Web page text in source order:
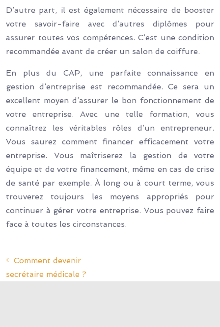
D’autre part, il est également nécessaire de booster
votre savoir-faire avec d’autres diplômes pour
assurer toutes vos compétences. C’est une condition
recommandée avant de créer un salon de coiffure.
En plus du CAP, une parfaite connaissance en
gestion d’entreprise est recommandée. Ce sera un
excellent moyen d’assurer le bon fonctionnement de
votre entreprise. Avec une telle formation, vous
connaîtrez les véritables rôles d’un entrepreneur.
Vous saurez comment financer efficacement votre
entreprise. Vous maîtriserez la gestion de votre
équipe et de votre financement, même en cas de crise
de santé par exemple. À long ou à court terme, vous
trouverez toujours les moyens appropriés pour
continuer à gérer votre entreprise. Vous pouvez faire
face à toutes les circonstances.
Comment devenir
secrétaire médicale ?